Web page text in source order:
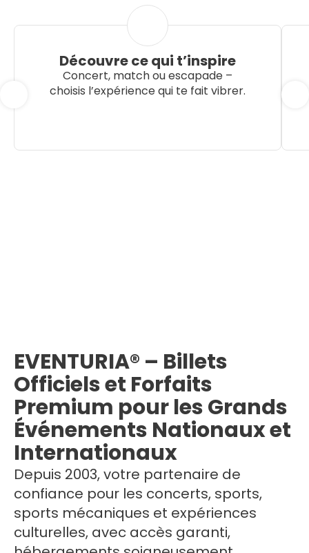
Découvre ce qui t’inspire
Concert, match ou escapade –
choisis l’expérience qui te fait vibrer.
EVENTURIA® – Billets
Officiels et Forfaits
Premium pour les Grands
Événements Nationaux et
Internationaux
Depuis 2003, votre partenaire de
confiance pour les concerts, sports,
sports mécaniques et expériences
culturelles, avec accès garanti,